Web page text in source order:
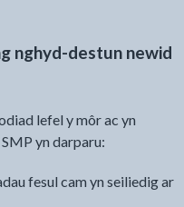
nghyd-destun newid
lefel y môr ac yn
yn darparu:
fesul cam yn seiliedig ar